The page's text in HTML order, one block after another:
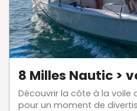
8 Milles Nautic >
Découvrir la côte à la voile
pour un moment de